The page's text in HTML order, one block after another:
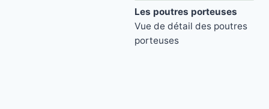
Les poutres porteuses
Vue de détail des poutres
porteuses